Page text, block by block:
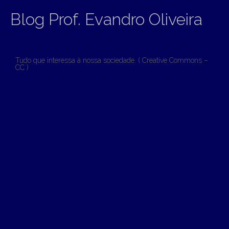
Blog Prof. Evandro Oliveira
Tudo que interessa à nossa sociedade. ( Creative Commons –
CC )